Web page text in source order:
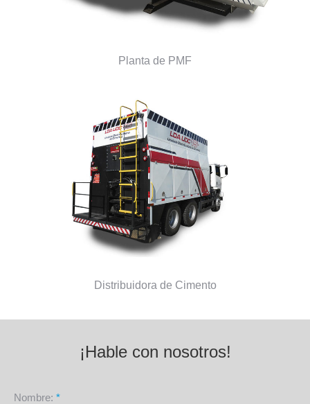
Planta de PMF
Distribuidora de Cimento
¡Hable con nosotros!
Nombre: *